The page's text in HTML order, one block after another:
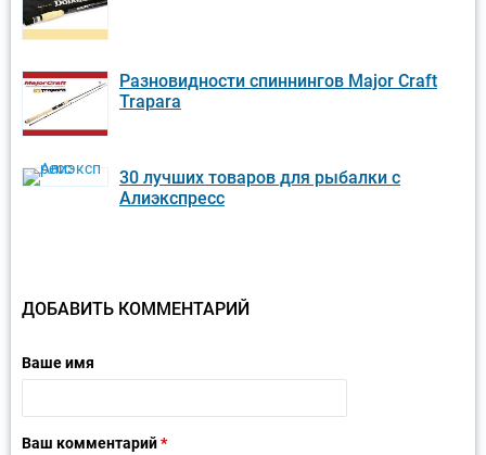
Разновидности спиннингов Major Craft
Trapara
30 лучших товаров для рыбалки с
Алиэкспресс
ДОБАВИТЬ КОММЕНТАРИЙ
Ваше имя
Ваш комментарий*